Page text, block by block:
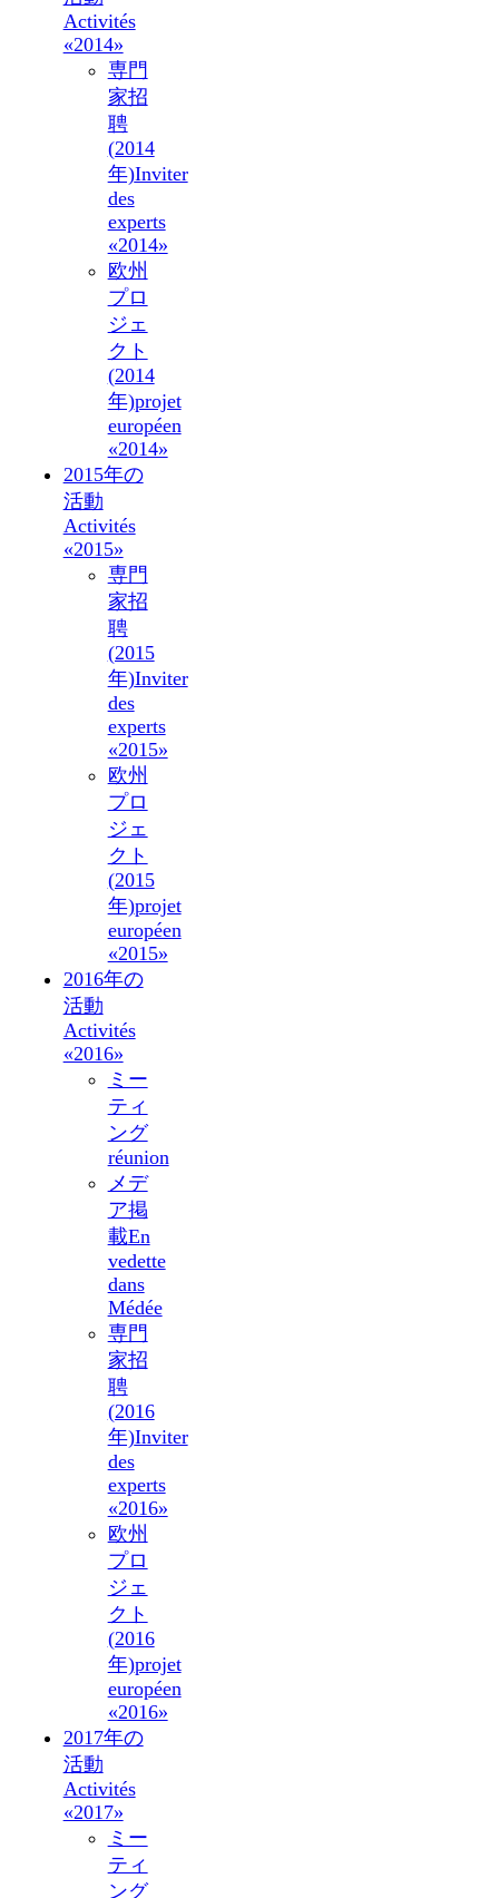
Activités
«2014»
専門
家招
聘
(2014
年)Inviter
des
experts
«2014»
欧州
プロ
ジェ
クト
(2014
年)projet
européen
«2014»
2015年の
活動
Activités
«2015»
専門
家招
聘
(2015
年)Inviter
des
experts
«2015»
欧州
プロ
ジェ
クト
(2015
年)projet
européen
«2015»
2016年の
活動
Activités
«2016»
ミー
ティ
ング
réunion
メデ
ア掲
載En
vedette
dans
Médée
専門
家招
聘
(2016
年)Inviter
des
experts
«2016»
欧州
プロ
ジェ
クト
(2016
年)projet
européen
«2016»
2017年の
活動
Activités
«2017»
ミー
ティ
ング